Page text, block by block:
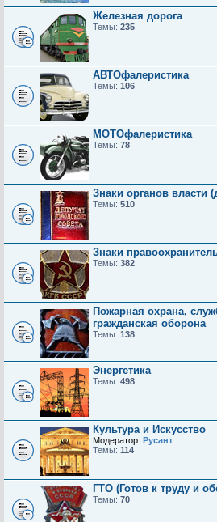
Железная дорога
Темы: 235
АВТОфалеристика
Темы: 106
МОТОфалеристика
Темы: 78
Знаки органов власти
Темы: 510
Знаки
Темы: 382
Пожарная охрана,
гражданская оборона
Темы: 138
Энергетика
Темы: 498
Культура и Искусство
Модератор: Русант
Темы: 114
ГТО (Готов к труду и
Темы: 70